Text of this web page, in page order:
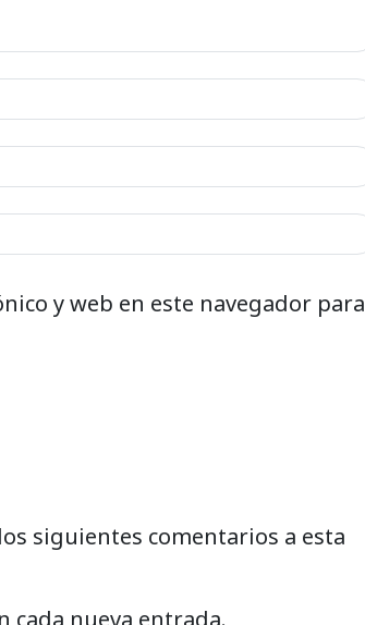
y web en este navegador para
siguientes comentarios a esta
cada nueva entrada.